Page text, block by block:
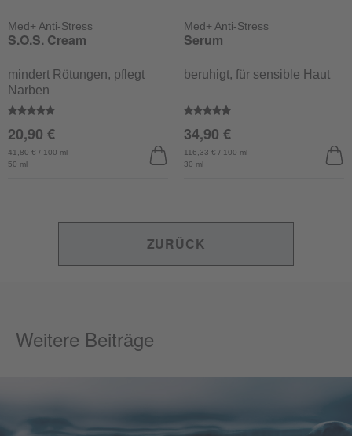
Med+ Anti-Stress
Durchschnittliche Bewertung von 5 von 5 Sternen
S.O.S. Cream
mindert Rötungen, pflegt
Narben
50 ml
41,80 € / 100 ml
20,90 €
Med+ Anti-Stress
Durchschnittliche Bewertung
Serum
beruhigt, für sensible Haut
30 ml
116,33 € / 100 ml
34,90 €
ZURÜCK
Weitere Beiträge